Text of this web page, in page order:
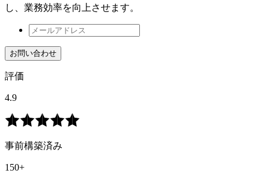
し、業務効率を向上させます。
お問い合わせ
評価
4.9
事前構築済み
150+